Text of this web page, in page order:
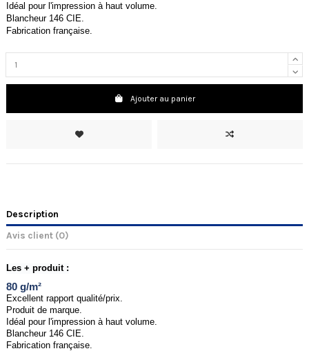
Idéal pour l'impression à haut volume.
Blancheur 146 CIE.
Fabrication française.
Ajouter au panier
Description
Avis client (0)
Les + produit :
80 g/m²
Excellent rapport qualité/prix.
Produit de marque.
Idéal pour l'impression à haut volume.
Blancheur 146 CIE.
Fabrication française.